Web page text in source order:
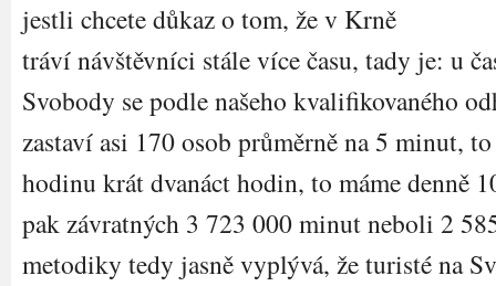
jestli chcete důkaz o tom, že v Krně
tráví návštěvníci stále více času, tady je: u
Svobody se podle našeho kvalifikovaného
zastaví asi 170 osob průměrně na 5 minut,
hodinu krát dvanáct hodin, to máme denně
pak závratných 3 723 000 minut neboli 2
metodiky tedy jasně vyplývá, že turisté na